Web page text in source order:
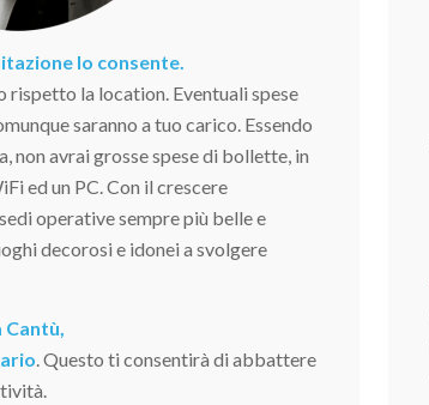
lo consente.
rispetto la location. Eventuali spese
saranno a tuo carico. Essendo
non avrai grosse spese di bollette, in
ed un PC. Con il crescere
operative sempre più belle e
decorosi e idonei a svolgere
. Questo ti consentirà di abbattere